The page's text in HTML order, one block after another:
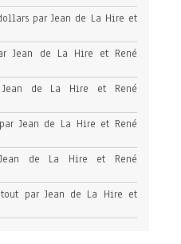
par Jean de La Hire et
Jean de La Hire et René
Jean de La Hire et René
Jean de La Hire et René
de La Hire et René
par Jean de La Hire et